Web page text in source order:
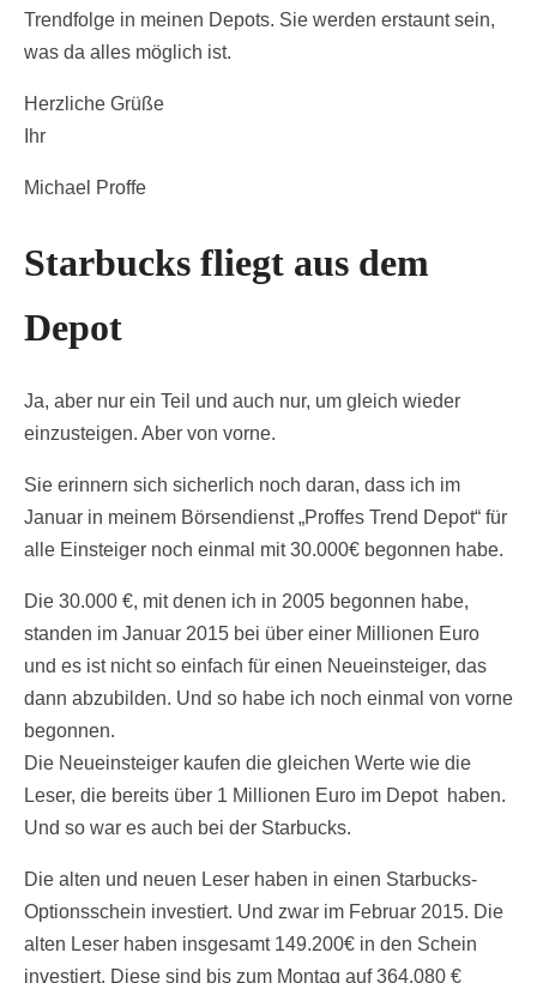
Trendfolge in meinen Depots. Sie werden erstaunt sein,
was da alles möglich ist.
Herzliche Grüße
Ihr
Michael Proffe
Starbucks fliegt aus dem
Depot
Ja, aber nur ein Teil und auch nur, um gleich wieder
einzusteigen. Aber von vorne.
Sie erinnern sich sicherlich noch daran, dass ich im
Januar in meinem Börsendienst „Proffes Trend Depot“ für
alle Einsteiger noch einmal mit 30.000€ begonnen habe.
Die 30.000 €, mit denen ich in 2005 begonnen habe,
standen im Januar 2015 bei über einer Millionen Euro
und es ist nicht so einfach für einen Neueinsteiger, das
dann abzubilden. Und so habe ich noch einmal von vorne
begonnen.
Die Neueinsteiger kaufen die gleichen Werte wie die
Leser, die bereits über 1 Millionen Euro im Depot haben.
Und so war es auch bei der Starbucks.
Die alten und neuen Leser haben in einen Starbucks-
Optionsschein investiert. Und zwar im Februar 2015. Die
alten Leser haben insgesamt 149.200€ in den Schein
investiert. Diese sind bis zum Montag auf 364.080 €